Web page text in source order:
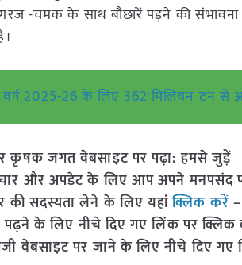
गरज -चमक के साथ बौछारें पड़ने की
वर्ष 2025-26 के लिए 362 मिलियन टन से
कृषक जगत वेबसाइट पर पढ़ा: हमसे जुड़ें
और अपडेट के लिए आप अपने मनपसंद
सदस्यता लेने के लिए यहांक्लिक करें
के लिए नीचे दिए गए लिंक पर क्लिक
वेबसाइट पर जाने के लिए नीचे दिए